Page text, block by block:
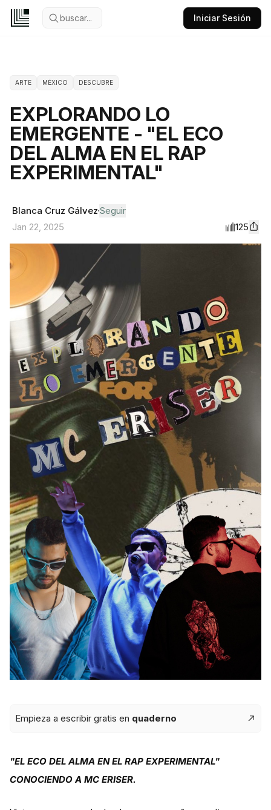
buscar... Iniciar Sesión
ARTE MÉXICO DESCUBRE
EXPLORANDO LO
EMERGENTE - "EL ECO
DEL ALMA EN EL RAP
EXPERIMENTAL"
Blanca Cruz Gálvez Seguir
Jan 22, 2025
125
Empieza a escribir gratis en quaderno
"EL ECO DEL ALMA EN EL RAP EXPERIMENTAL"
CONOCIENDO A MC ERISER.